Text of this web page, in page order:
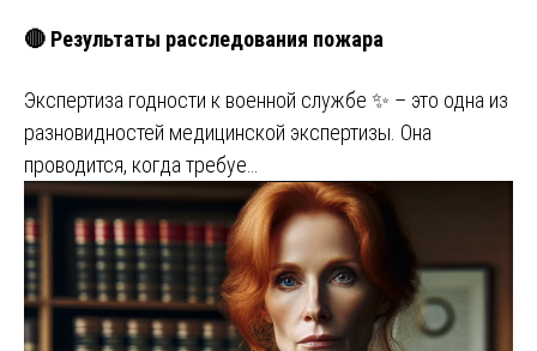
🔴 Результаты расследования пожара
Экспертиза годности к военной службе ✨ – это одна из
разновидностей медицинской экспертизы. Она
проводится, когда требуе…